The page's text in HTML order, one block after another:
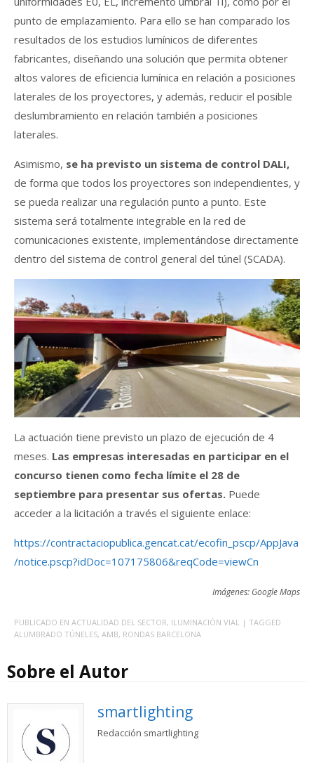
punto de emplazamiento. Para ello se han comparado los
resultados de los estudios lumínicos de diferentes
fabricantes, diseñando una solución que permita obtener
altos valores de eficiencia lumínica en relación a posiciones
laterales de los proyectores, y además, reducir el posible
deslumbramiento en relación también a posiciones
laterales.
Asimismo, se ha previsto un sistema de control DALI,
de forma que todos los proyectores son independientes, y
se pueda realizar una regulación punto a punto. Este
sistema será totalmente integrable en la red de
comunicaciones existente, implementándose directamente
dentro del sistema de control general del túnel (SCADA).
La actuación tiene previsto un plazo de ejecución de 4
meses. Las empresas interesadas en participar en el
concurso tienen como fecha límite el 28 de
septiembre para presentar sus ofertas. Puede
acceder a la licitación a través el siguiente enlace:
https://contractaciopublica.gencat.cat/ecofin_pscp/AppJava
/notice.pscp?idDoc=107175806&reqCode=viewCn
Imágenes: Google Maps
PUBLICADO EN ACTUALIDAD DEL SECTOR, ILUMINACIÓN VIAL | TAGGED
ALUMBRADO TÚNELES, AMB, RONDAS BARCELONA
Sobre el Autor
smartlighting
Redacción smartlighting